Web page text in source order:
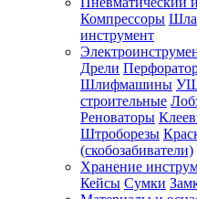
Компрессоры
инструмент
Дрели
Шлифмашины
строительные
Реноваторы
Штроборезы
(скобозабиватели)
Хранение
Кейсы Сумки